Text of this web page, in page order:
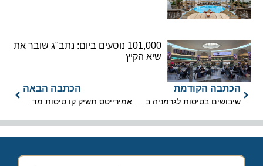
101,000 נוסעים ביום: נתב"ג שובר את
שיא הקיץ
הכתבה הקודמת
שיבושים בטיסות לגרמניה בשל שביתת עובדי הביטחון
הכתבה הבאה
אמירייטס תשיק קו טיסות מדובאי לתל אביב ביוני 2022